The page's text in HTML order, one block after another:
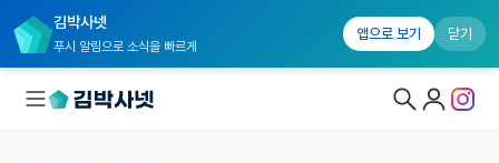
김박사넷
푸시 알림으로 소식을 빠르게
앱으로 보기 닫기
홈 전체글보기 IF 명예의 전당 자유 게시판(